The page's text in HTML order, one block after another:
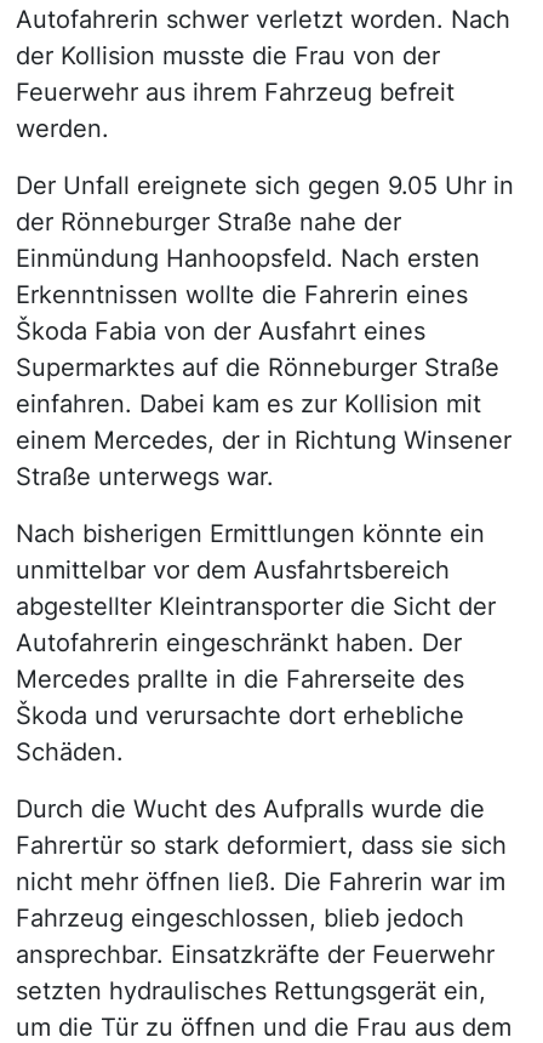
Autofahrerin schwer verletzt worden. Nach
der Kollision musste die Frau von der
Feuerwehr aus ihrem Fahrzeug befreit
werden.
Der Unfall ereignete sich gegen 9.05 Uhr in
der Rönneburger Straße nahe der
Einmündung Hanhoopsfeld. Nach ersten
Erkenntnissen wollte die Fahrerin eines
Škoda Fabia von der Ausfahrt eines
Supermarktes auf die Rönneburger Straße
einfahren. Dabei kam es zur Kollision mit
einem Mercedes, der in Richtung Winsener
Straße unterwegs war.
Nach bisherigen Ermittlungen könnte ein
unmittelbar vor dem Ausfahrtsbereich
abgestellter Kleintransporter die Sicht der
Autofahrerin eingeschränkt haben. Der
Mercedes prallte in die Fahrerseite des
Škoda und verursachte dort erhebliche
Schäden.
Durch die Wucht des Aufpralls wurde die
Fahrertür so stark deformiert, dass sie sich
nicht mehr öffnen ließ. Die Fahrerin war im
Fahrzeug eingeschlossen, blieb jedoch
ansprechbar. Einsatzkräfte der Feuerwehr
setzten hydraulisches Rettungsgerät ein,
um die Tür zu öffnen und die Frau aus dem